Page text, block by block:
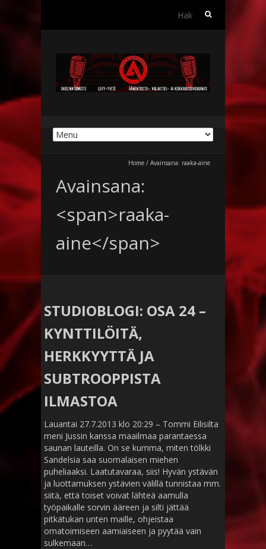
Haku:
Home / Avainsana: raaka-aine
Avainsana:
<span>raaka-
aine</span>
STUDIOBLOGI: OSA 24 –
KYNTTILÖITÄ,
HERKKYYTTÄ JA
SUBTROOPPISTA
ILMASTOA
Lauantai 27.7.2013 klo 20:29 – Tommi Eilisilta
meni Jussin kanssa maailmaa parantaessa
saunan lauteilla. On se kumma, miten tölkki
Sandelsia saa suomalaisen miehen
puheliaaksi. Laatutavaraa, siis! Hyvän ystävän
ja luottamuksen ystävien välillä tunnistaa mm.
siitä, että toiset voivat lähteä aamulla
työpaikalle sorvin ääreen ja silti jättää
pitkätukan unten maille, ohjeistaa
omatoimiseen aamiaiseen ja pyytää vain
sulkemaan…